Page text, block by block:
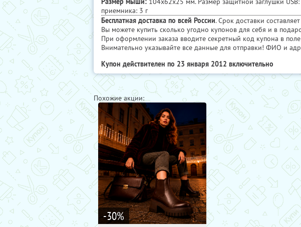
приемника: 3 г
Бесплатная доставка по всей России. Срок доставки
Вы можете купить сколько угодно купонов для себя и в
При оформлении заказа вводите секретный код купона в
Внимательно указывайте все данные для отправки! ФИО и
Купон действителен по 23 января 2012 включительно
Похожие акции:
-30%